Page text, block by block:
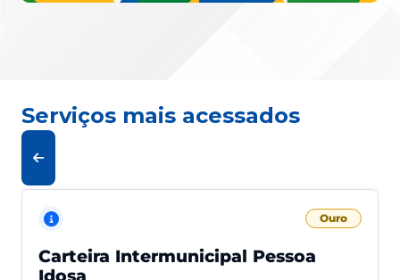
Serviços mais acessados
Ouro
Carteira Intermunicipal Pessoa